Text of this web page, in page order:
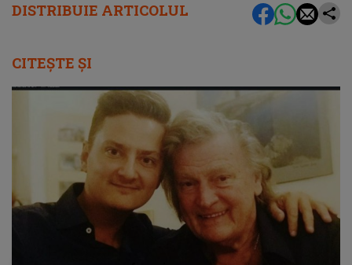
DISTRIBUIE ARTICOLUL
CITEȘTE ȘI